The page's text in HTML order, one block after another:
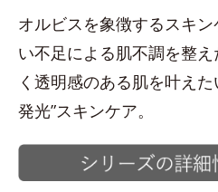
オルビスを象徴するスキ
い不足による肌不調を整
く透明感のある肌を叶え
発光”スキンケア。